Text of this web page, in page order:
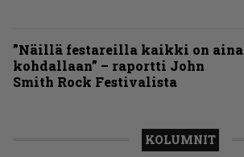
”Näillä festareilla kaikki on aina
kohdallaan” – raportti John
Smith Rock Festivalista
KOLUMNIT